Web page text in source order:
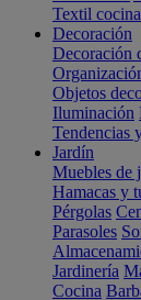
Textil cocina
Decoración
Decoración
Objetos
Iluminación
Tendencias
Jardín
Muebles de
Hamacas y
Pérgolas
Parasoles
Jardinería
Cocina